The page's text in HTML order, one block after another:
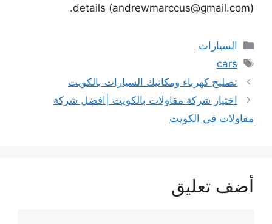
details (andrewmarccus@gmail.com).
التصنيفات
السيارات
الوسوم
cars
تصليح كهرباء ومكانيك السيارات بالكويت
اختيار شركة مقاولات بالكويت |افضل شركة
مقاولات في الكويت
أضف تعليق